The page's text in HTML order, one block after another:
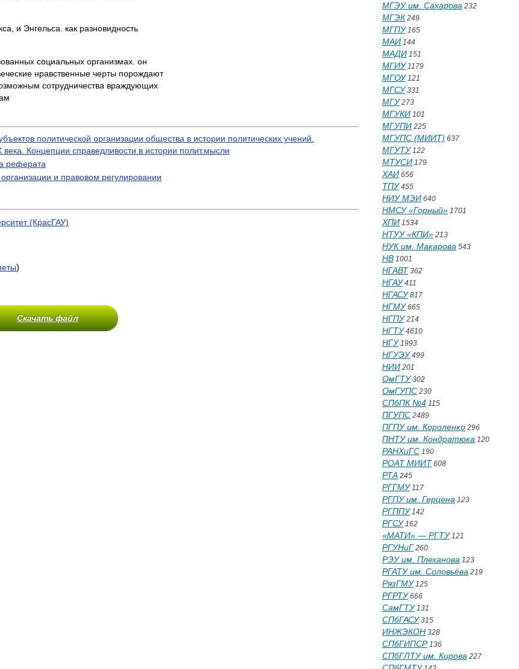
и Энгельса. как разновидность
социальных организмах. он
нравственные черты порождают
сотрудничества враждующих
политической организации общества в истории политических учений.
века. Концепции справедливости в истории полит.мысли
реферата
и правовом регулировании
(КрасГАУ)
)
Скачать файл
МГЭУ им. Сахарова 232
МГЭК 249
МГПУ165
МАИ 144
МАДИ 151
МГИУ1179
МГОУ121
МГСУ331
МГУ273
МГУКИ 101
МГУПИ 225
МГУПС (МИИТ) 637
МГУТУ122
МТУСИ 179
ХАИ 656
ТПУ455
НИУ МЭИ 640
НМСУ «Горный» 1701
ХПИ 1534
НТУУ «КПИ» 213
НУК им. Макарова 543
НВ 1001
НГАВТ 362
НГАУ411
НГАСУ817
НГМУ665
НГПУ214
НГТУ4610
НГУ1993
НГУЭУ499
НИИ 201
ОмГТУ302
ОмГУПС 230
СПбПК №4 115
ПГУПС 2489
ПГПУ им. Короленко 296
ПНТУ им. Кондратюка 120
РАНХиГС 190
РОАТ МИИТ 608
РТА 245
РГГМУ117
РГПУ им. Герцена 123
РГППУ142
РГСУ162
«МАТИ» — РГТУ121
РГУНиГ 260
РЭУ им. Плеханова 123
РГАТУ им. Соловьёва 219
РязГМУ125
РГРТУ666
СамГТУ131
СПбГАСУ315
ИНЖЭКОН 328
СПбГИПСР136
СПбГЛТУ им. Кирова 227